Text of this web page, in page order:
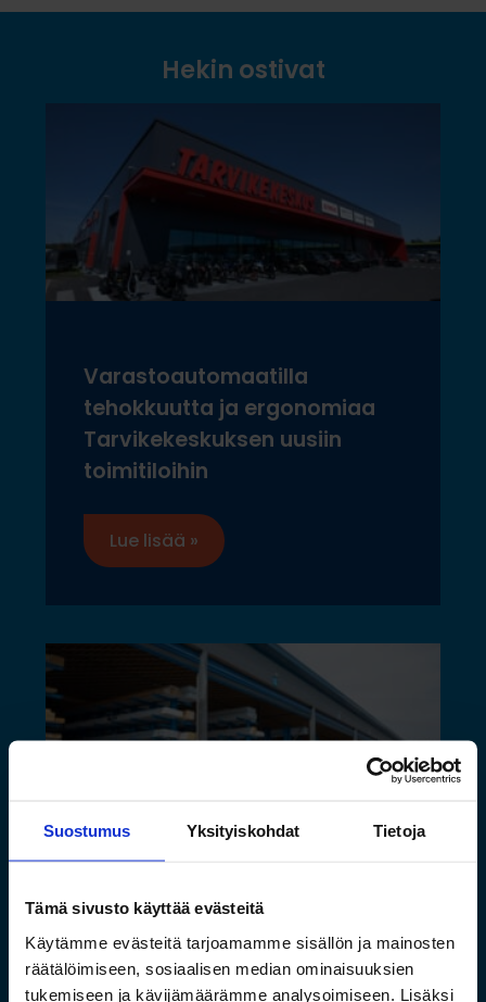
Suostumus Yksityiskohdat Tietoja
Tämä sivusto käyttää evästeitä
Käytämme evästeitä tarjoamamme sisällön ja mainosten
räätälöimiseen, sosiaalisen median ominaisuuksien
tukemiseen ja kävijämäärämme analysoimiseen. Lisäksi
Hekin ostivat
Varastoautomaatilla
tehokkuutta ja ergonomiaa
Tarvikekeskuksen uusiin
toimitiloihin
Lue lisää »
Toimivat säilytysratkaisut
pitkälle tavaralle Hartman
Raudan toiminnan